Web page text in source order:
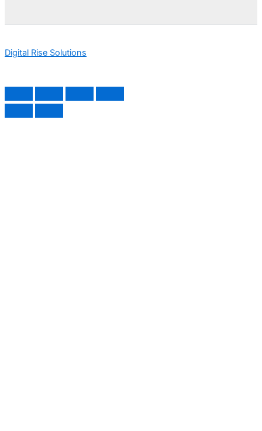
Digital Rise Solutions